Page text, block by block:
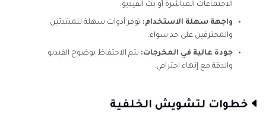
الاجتماعات المباشرة أو بث الفيديو.
واجهة سهلة الاستخدام: توفر أدوات سهلة للمبتدئين
والمحترفين على حد سواء.
جودة عالية في المخرجات: يتم الاحتفاظ بوضوح الفيديو
والدقة مع إنهاء احترافي.
خطوات لتشويش الخلفية